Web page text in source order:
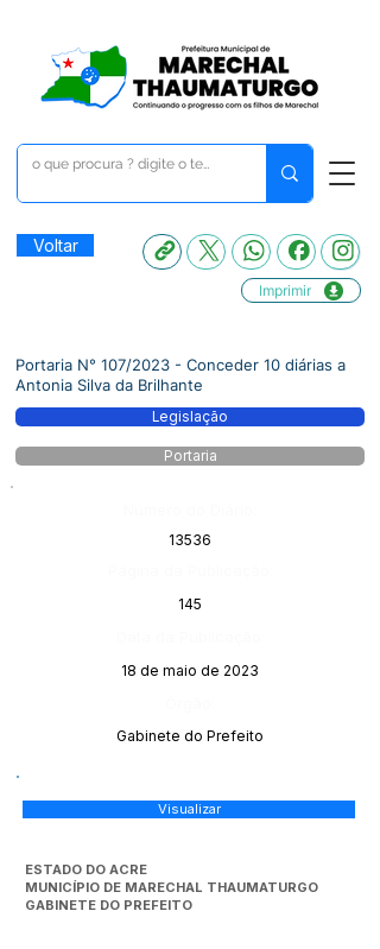
Voltar
Imprimir
Portaria N° 107/2023 - Conceder 10 diárias a
Antonia Silva da Brilhante
Legislação
Portaria
13536
145
18 de maio de 2023
Gabinete do Prefeito
Visualizar
ESTADO DO ACRE
MUNICÍPIO DE MARECHAL THAUMATURGO
GABINETE DO PREFEITO